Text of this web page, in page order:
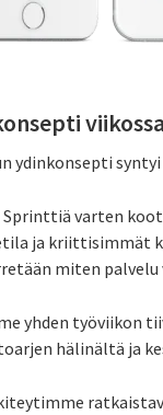
ydinkonsepti syntyi
Sprinttiä varten
ja kriittisimmät
miten palvelu
yhden työviikon
hälinältä ja